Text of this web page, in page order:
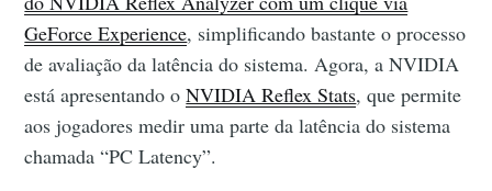
GeForce Experience, simplificando bastante o processo
de avaliação da latência do sistema. Agora, a NVIDIA
está apresentando oNVIDIA Reflex Stats, que permite
aos jogadores medir uma parte da latência do sistema
chamada “PC Latency”.